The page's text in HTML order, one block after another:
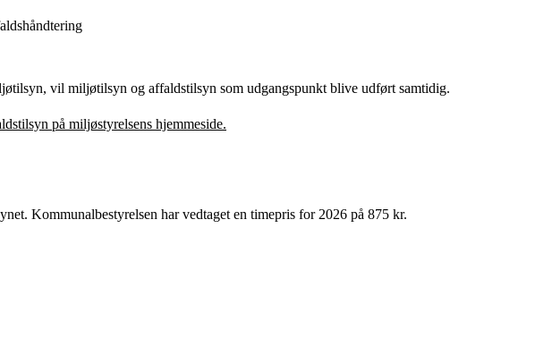
vil miljøtilsyn og affaldstilsyn som udgangspunkt blive udført samtidig.
på miljøstyrelsens hjemmeside.
Kommunalbestyrelsen har vedtaget en timepris for 2026 på 875 kr.